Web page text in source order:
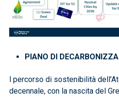
PIANO DI
l percorso di sostenibilità
decennale, con la nascita del